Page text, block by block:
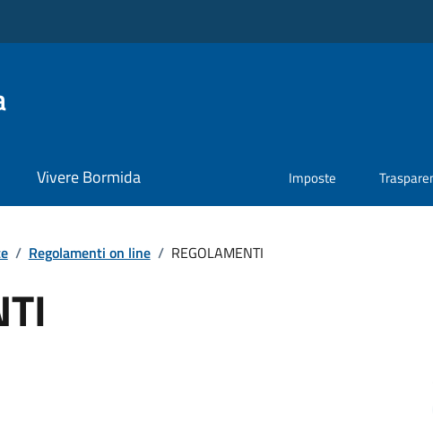
Vivere Bormida Imposte
/ Regolamenti on line / REGOLAMENTI